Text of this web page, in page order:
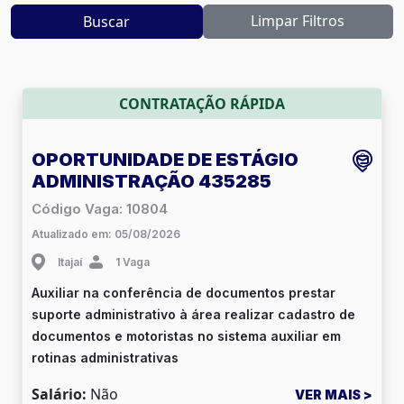
Buscar Limpar Filtros
CONTRATAÇÃO RÁPIDA
OPORTUNIDADE DE ESTÁGIO
ADMINISTRAÇÃO 435285
Código Vaga: 10804
Atualizado em: 05/08/2026
Itajaí 1 Vaga
Auxiliar na conferência de documentos prestar
suporte administrativo à área realizar cadastro de
documentos e motoristas no sistema auxiliar em
rotinas administrativas
Salário: Não VER MAIS >